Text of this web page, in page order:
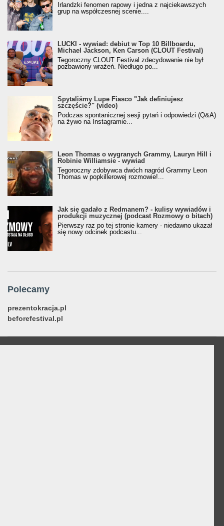
Irlandzki fenomen rapowy i jedna z najciekawszych
grup na współczesnej scenie....
LUCKI - wywiad: debiut w Top 10 Billboardu,
Michael Jackson, Ken Carson (CLOUT Festival)
Tegoroczny CLOUT Festival zdecydowanie nie był
pozbawiony wrażeń. Niedługo po...
Spytaliśmy Lupe Fiasco "Jak definiujesz
szczęście?" (video)
Podczas spontanicznej sesji pytań i odpowiedzi (Q&A)
na żywo na Instagramie...
Leon Thomas o wygranych Grammy, Lauryn Hill i
Robinie Williamsie - wywiad
Tegoroczny zdobywca dwóch nagród Grammy Leon
Thomas w popkillerowej rozmowie!...
Jak się gadało z Redmanem? - kulisy wywiadów i
produkcji muzycznej (podcast Rozmowy o bitach)
Pierwszy raz po tej stronie kamery - niedawno ukazał
się nowy odcinek podcastu...
Polecamy
prezentokracja.pl
beforefestival.pl